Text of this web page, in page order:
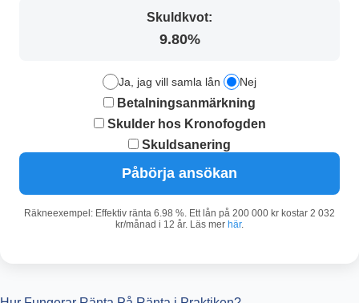
Skuldkvot:
9.80%
Ja, jag vill samla lån Nej
Betalningsanmärkning
Skulder hos Kronofogden
Skuldsanering
Påbörja ansökan
Räkneexempel: Effektiv ränta 6.98 %. Ett lån på 200 000 kr kostar 2 032
kr/månad i 12 år. Läs mer här.